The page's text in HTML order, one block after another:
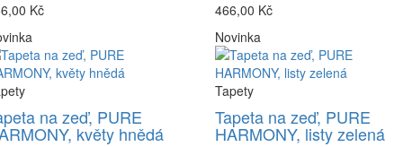
Kč
466,00 Kč
na zeď, PURE
květy hnědá
Novinka
Tapety
Tapeta na zeď, PURE
HARMONY, listy zelená